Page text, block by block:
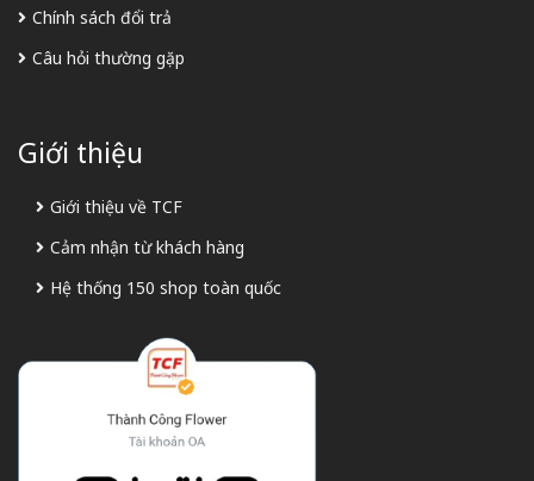
Chính sách đổi trả
Câu hỏi thường gặp
Giới thiệu
Giới thiệu về TCF
Cảm nhận từ khách hàng
Hệ thống 150 shop toàn quốc